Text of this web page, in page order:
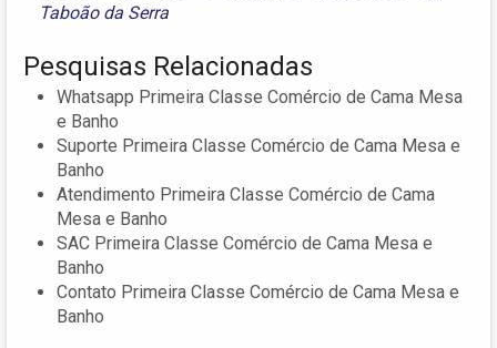
Taboão da Serra
Pesquisas Relacionadas
Whatsapp Primeira Classe Comércio de Cama Mesa
e Banho
Suporte Primeira Classe Comércio de Cama Mesa e
Banho
Atendimento Primeira Classe Comércio de Cama
Mesa e Banho
SAC Primeira Classe Comércio de Cama Mesa e
Banho
Contato Primeira Classe Comércio de Cama Mesa e
Banho